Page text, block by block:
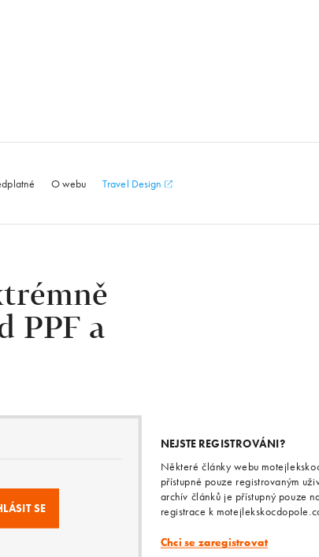
O webu Travel Design
PPF a
NEJSTE REGISTROVÁNI?
Některé články webu
přístupné pouze registrovaným
archív článků je přístupný pouze
registrace k
Chci se zaregistrovat